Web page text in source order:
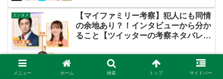
エンタメ
【マイファミリー考察】犯人にも同情
の余地あり？！インタビューから分か
ること【ツイッターの考察ネタバレ評
脚本あらすじ伏線まとめ】
メニュー ホーム 検索 トップ サイドバー